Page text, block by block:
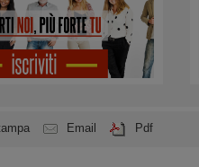
Email Pdf